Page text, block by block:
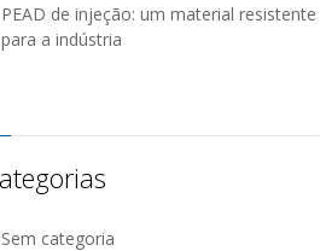
PEAD de injeção: um material resistente
para a indústria
Sem categoria